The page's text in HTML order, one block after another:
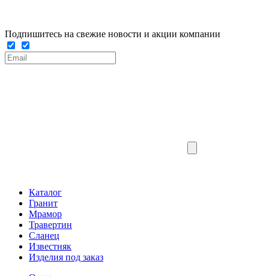
Подпишитесь на свежие новости и акции компании
Каталог
Гранит
Мрамор
Травертин
Сланец
Известняк
Изделия под заказ